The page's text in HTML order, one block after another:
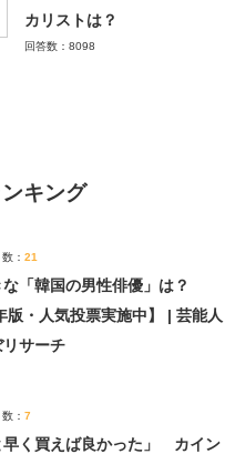
カリストは？
回答数：8098
キング
： 21
「韓国の男性俳優」は？
版・人気投票実施中】 | 芸能人
サーチ
： 7
早く買えば良かった」 カイン